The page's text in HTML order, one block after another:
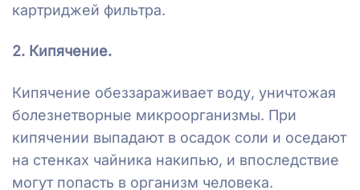
картриджей фильтра.
2. Кипячение.
Кипячение обеззараживает воду, уничтожая
болезнетворные микроорганизмы. При
кипячении выпадают в осадок соли и оседают
на стенках чайника накипью, и впоследствие
могут попасть в организм человека.